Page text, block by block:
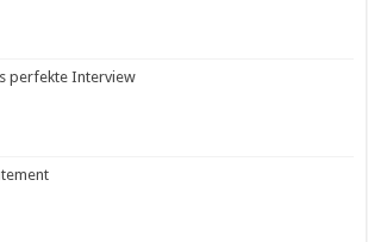
perfekte Interview